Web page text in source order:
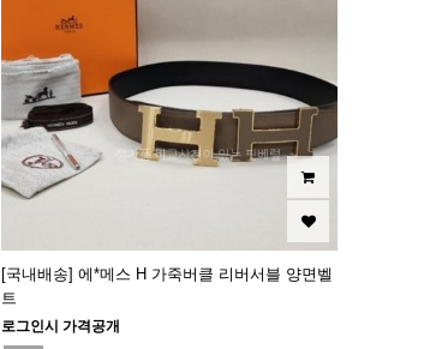
[국내배송] 에*메스 H 가죽버클 리버서블 양면벨
트
로그인시 가격공개